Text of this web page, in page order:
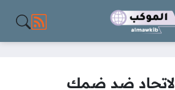
مواقع
ضد ضمك